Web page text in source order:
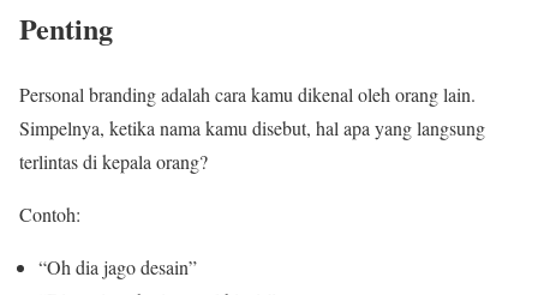
Penting
Personal branding adalah cara kamu dikenal oleh orang lain.
Simpelnya, ketika nama kamu disebut, hal apa yang langsung
terlintas di kepala orang?
Contoh:
“Oh dia jago desain”